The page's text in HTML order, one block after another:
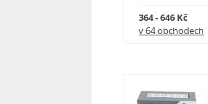
364 - 646 Kč
v 64 obchodech